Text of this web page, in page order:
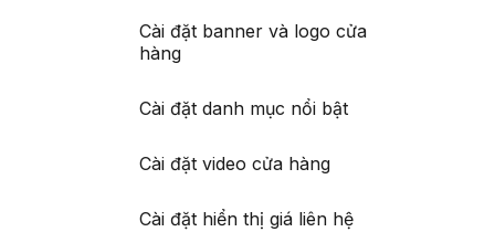
Cài đặt banner và logo cửa
hàng
Cài đặt danh mục nổi bật
Cài đặt video cửa hàng
Cài đặt hiển thị giá liên hệ